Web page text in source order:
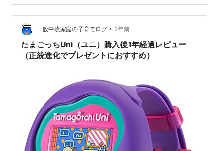
す。また、季節や祝日によって睡眠時間が特別…
一般中流家庭の子育てログ • 2年前
たまごっちUni（ユニ）購入後1年経過レビュー
（正統進化でプレゼントにおすすめ）